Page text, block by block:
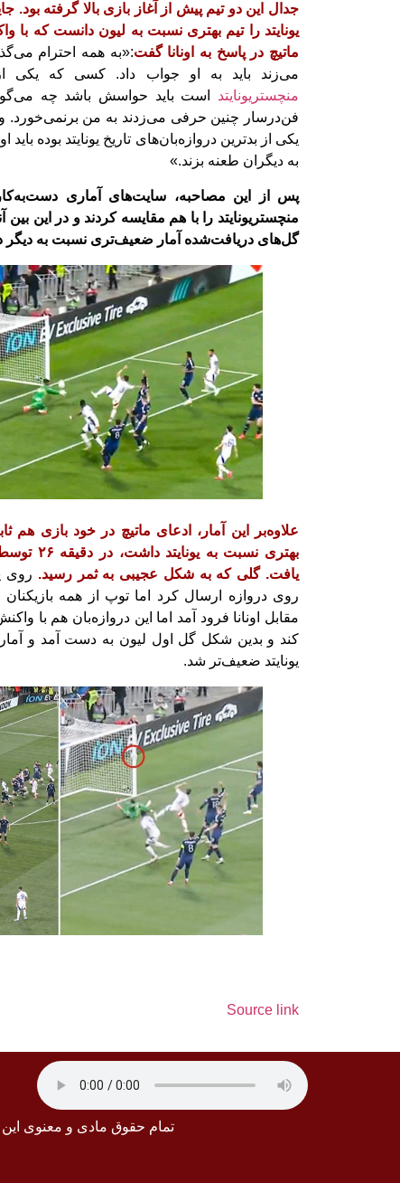
جدال این دو تیم پیش از آغاز بازی بالا گرفته بود.
یونایتد را تیم بهتری نسبت به لیون دانست که با
ماتیچ در پاسخ به اونانا گفت:«به همه احترام
می‌زند باید به او جواب داد. کسی که یکی از
منچستریونایتد است باید حواسش باشد چه
فن‌درسار چنین حرفی می‌زدند به ‏من
یکی از بدترین ‏دروازه‌بان‌های تاریخ یونایتد بوده
‏به دیگران طعنه بزند.»
پس از این مصاحبه، سایت‌های آماری دست‌به‌کار
منچستریونایتد را با هم مقایسه کردند و در این بین
گل‌های دریافت‌شده آمار ضعیف‌تری نسبت به دیگر
علاوه‌بر این آمار، ادعای ماتیچ در خود بازی هم
بهتری
یافت. گلی که به شکل عجیبی به ثمر رسید. روی
روی دروازه ارسال کرد اما توپ از همه
مقابل اونانا فرود آمد اما این دروازه‌بان هم با
کند و بدین شکل گل اول لیون به دست آمد و آمار
یونایتد ضعیف‌تر شد.
Source link
تمام حقوق مادی و معنوی